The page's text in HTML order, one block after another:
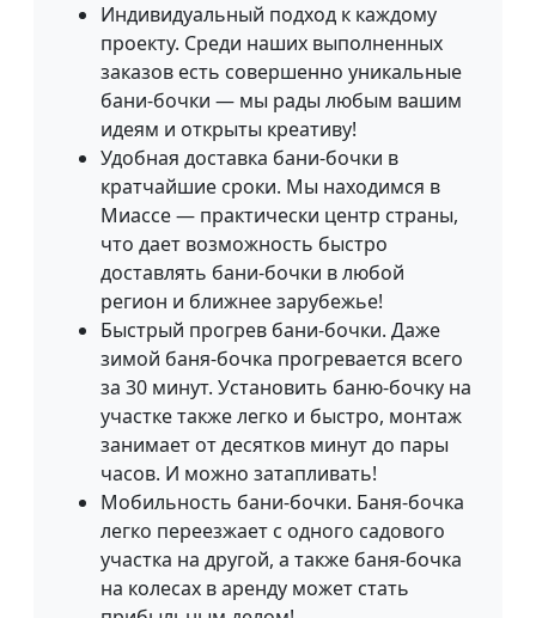
Индивидуальный подход к каждому
проекту. Среди наших выполненных
заказов есть совершенно уникальные
бани-бочки — мы рады любым вашим
идеям и открыты креативу!
Удобная доставка бани-бочки в
кратчайшие сроки. Мы находимся в
Миассе — практически центр страны,
что дает возможность быстро
доставлять бани-бочки в любой
регион и ближнее зарубежье!
Быстрый прогрев бани-бочки. Даже
зимой баня-бочка прогревается всего
за 30 минут. Установить баню-бочку на
участке также легко и быстро, монтаж
занимает от десятков минут до пары
часов. И можно затапливать!
Мобильность бани-бочки. Баня-бочка
легко переезжает с одного садового
участка на другой, а также баня-бочка
на колесах в аренду может стать